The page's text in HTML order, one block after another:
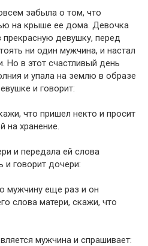
забыла о том, что
на крыше ее дома. Девочка
прекрасную девушку, перед
ни один мужчина, и настал
Но в этот счастливый день
и упала на землю в образе
и говорит:
что пришел некто и просит
на хранение.
и передала ей слова
и говорит дочери:
мужчину еще раз и он
слова матери, скажи, что
мужчина и спрашивает: